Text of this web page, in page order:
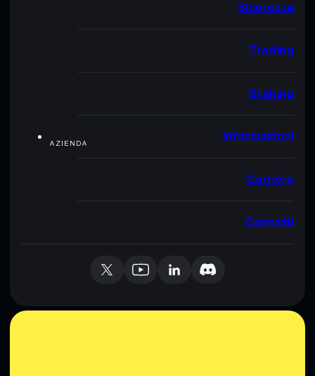
Sicurezza
Trading
Staking
AZIENDA Informazioni
Carriere
Contatti